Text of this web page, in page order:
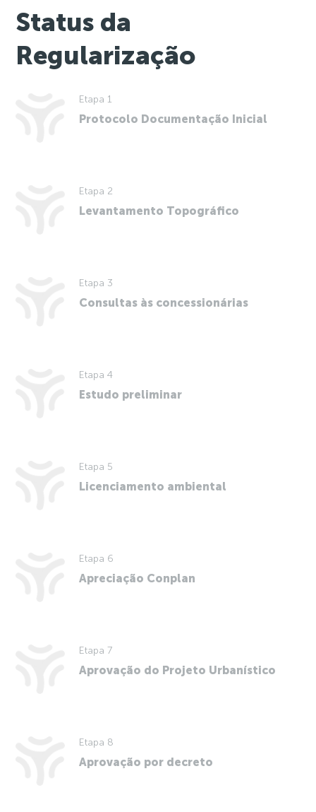
Status da
Regularização
Etapa 1
Protocolo Documentação Inicial
Etapa 2
Levantamento Topográfico
Etapa 3
Consultas às concessionárias
Etapa 4
Estudo preliminar
Etapa 5
Licenciamento ambiental
Etapa 6
Apreciação Conplan
Etapa 7
Aprovação do Projeto Urbanístico
Etapa 8
Aprovação por decreto